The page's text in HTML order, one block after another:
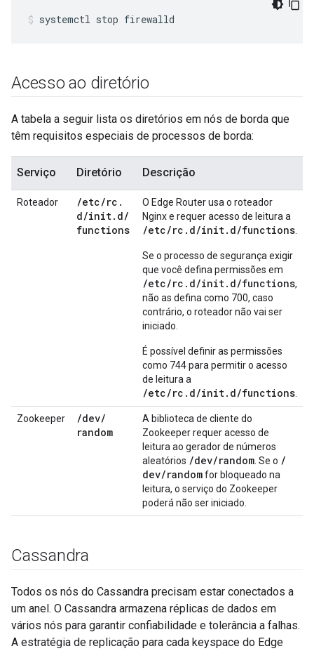
systemctl stop firewalld
Acesso ao diretório
A tabela a seguir lista os diretórios em nós de borda que
têm requisitos especiais de processos de borda:
Serviço Diretório Descrição
Roteador /etc/rc .
d/init. d/
functions
O Edge Router usa o roteador
Nginx e requer acesso de leitura a
/etc/rc.d/init.d/functions
Se o processo de segurança exigir
que você defina permissões em
/etc/rc.d/init.d/functions,
não as defina como 700, caso
contrário, o roteador não vai ser
iniciado.
É possível definir as permissões
como 744 para permitir o acesso
de leitura a
/etc/rc.d/init.d/functions
Zookeeper /dev/
random
A biblioteca de cliente do
Zookeeper requer acesso de
leitura ao gerador de números
aleatórios /dev/random . Se o /
dev/randomfor bloqueado na
leitura, o serviço do Zookeeper
poderá não ser iniciado.
Cassandra
Todos os nós do Cassandra precisam estar conectados a
um anel. O Cassandra armazena réplicas de dados em
vários nós para garantir confiabilidade e tolerância a falhas.
A estratégia de replicação para cada keyspace do Edge